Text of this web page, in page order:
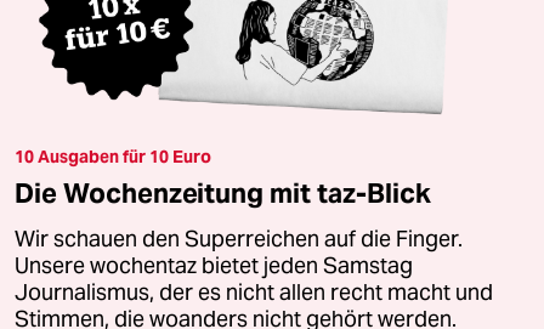
10 Ausgaben für 10 Euro
Die Wochenzeitung mit taz-Blick
Wir schauen den Superreichen auf die Finger.
Unsere wochentaz bietet jeden Samstag
Journalismus, der es nicht allen recht macht und
Stimmen, die woanders nicht gehört werden.